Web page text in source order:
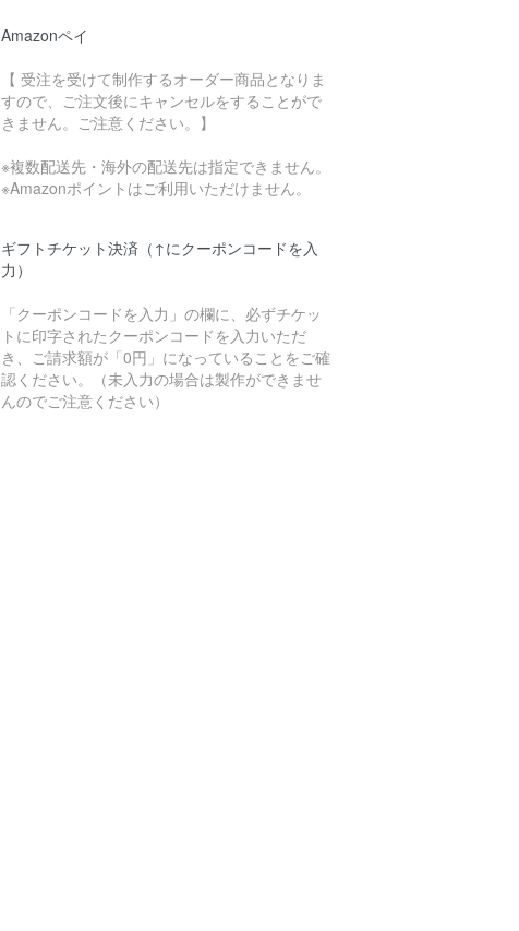
Amazonペイ
【 受注を受けて制作するオーダー商品となりま
すので、ご注文後にキャンセルをすることがで
きません。ご注意ください。】
※複数配送先・海外の配送先は指定できません。
※Amazonポイントはご利用いただけません。
ギフトチケット決済（↑にクーポンコードを入
力）
「クーポンコードを入力」の欄に、必ずチケッ
トに印字されたクーポンコードを入力いただ
き、ご請求額が「0円」になっていることをご確
認ください。（未入力の場合は製作ができませ
んのでご注意ください）